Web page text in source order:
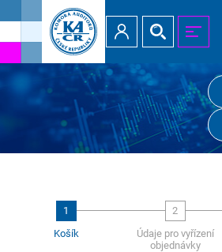
Přihlásit
1
Košík
2
Údaje pro vyřízení
objednávky